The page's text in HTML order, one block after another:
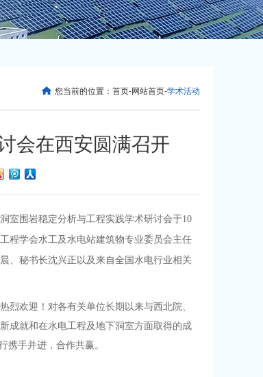
您当前的位置： 首页-网站首页-学术活动
会在西安圆满召开
室围岩稳定分析与工程实践学术研讨会于10
程学会水工及水电站建筑物专业委员会主任
、秘书长沈兴正以及来自全国水电行业相关
烈欢迎！对各有关单位长期以来与西北院、
成就和在水电工程及地下洞室方面取得的成
携手并进，合作共赢。